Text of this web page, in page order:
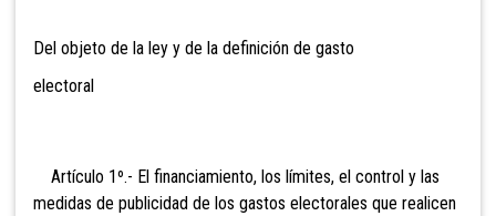
Del objeto de la ley y de la definición de gasto
electoral
Artículo 1º.- El financiamiento, los límites, el control y las
medidas de publicidad de los gastos electorales que realicen